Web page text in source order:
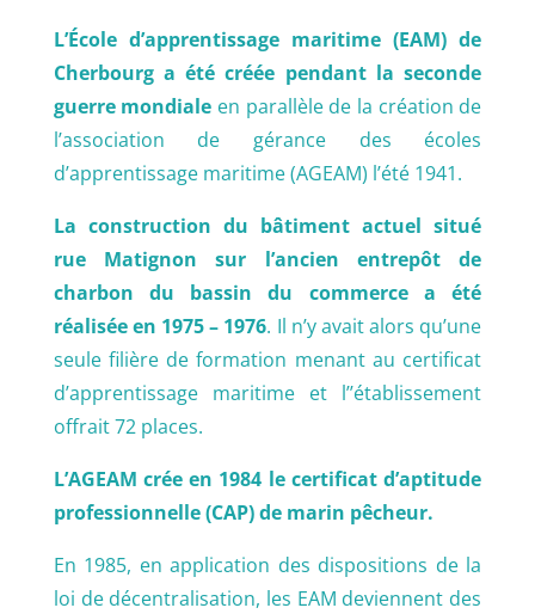
L’École d’apprentissage maritime (EAM) de
Cherbourg a été créée pendant la seconde
guerre mondiale en parallèle de la création de
l’association de gérance des écoles
d’apprentissage maritime (AGEAM) l’été 1941.
La construction du bâtiment actuel situé
rue Matignon sur l’ancien entrepôt de
charbon du bassin du commerce a été
réalisée en 1975 – 1976. Il n’y avait alors qu’une
seule filière de formation menant au certificat
d’apprentissage maritime et l’’établissement
offrait 72 places.
L’AGEAM crée en 1984 le certificat d’aptitude
professionnelle (CAP) de marin pêcheur.
En 1985, en application des dispositions de la
loi de décentralisation, les EAM deviennent des